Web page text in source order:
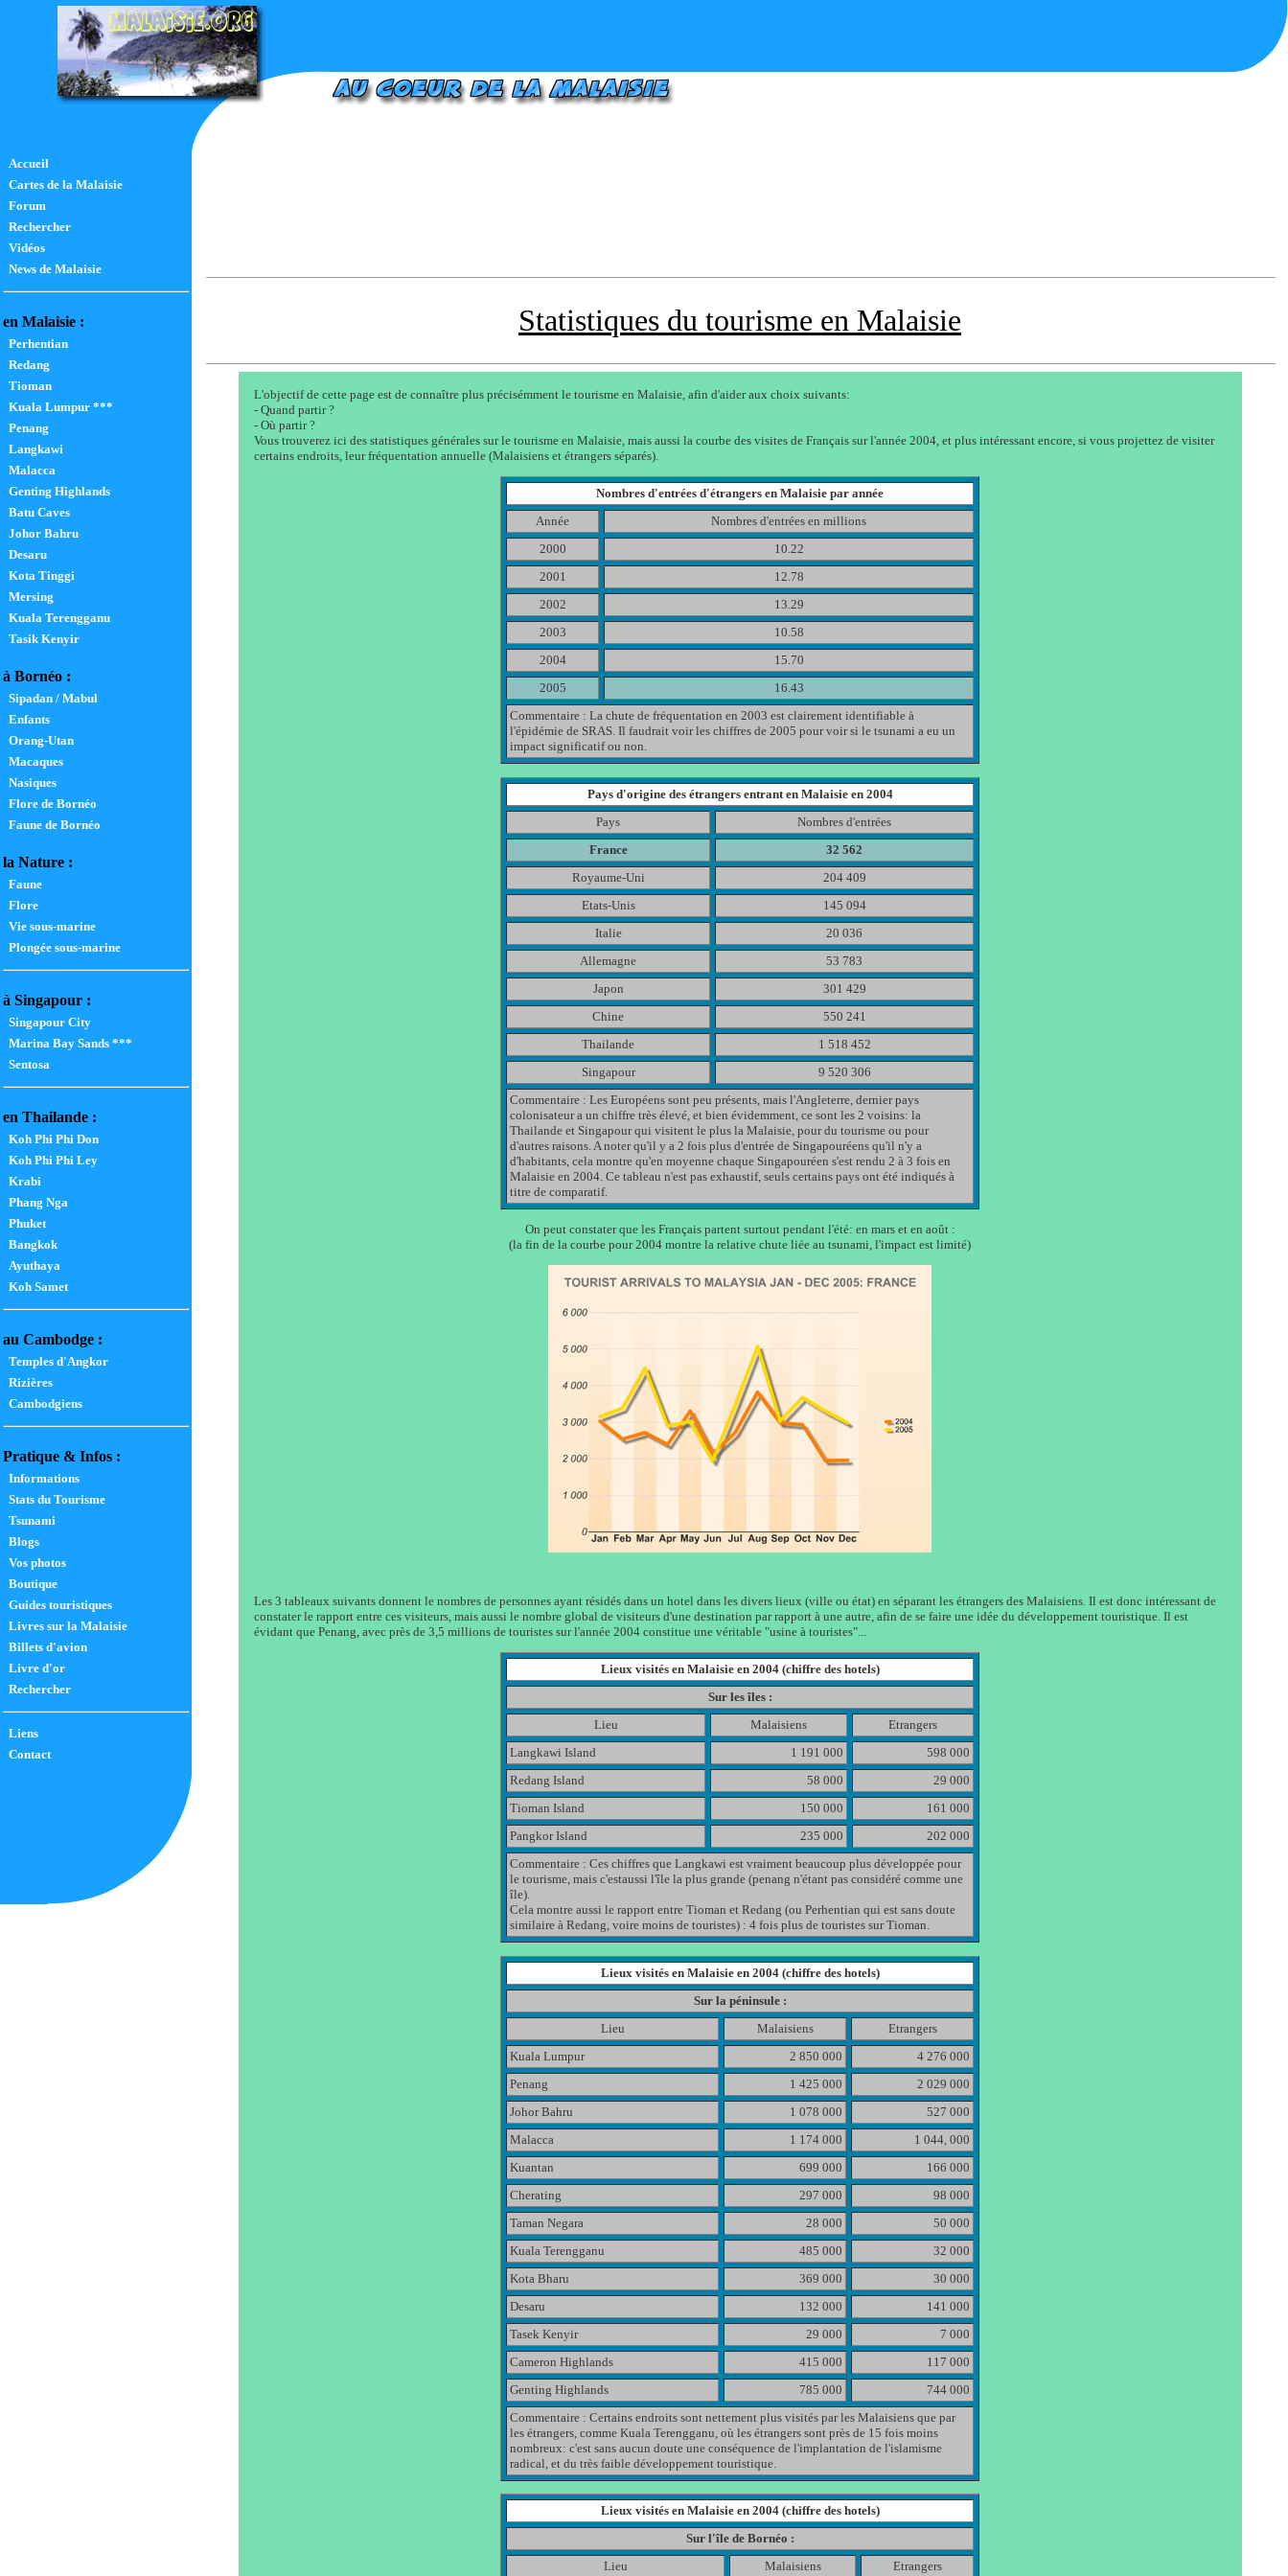
Accueil
Cartes de la Malaisie
Forum
Rechercher
Vidéos
News de Malaisie
en Malaisie :
Perhentian
Redang
Tioman
Kuala Lumpur ***
Penang
Langkawi
Malacca
Genting Highlands
Batu Caves
Johor Bahru
Desaru
Kota Tinggi
Mersing
Kuala Terengganu
Tasik Kenyir
à Bornéo :
Sipadan / Mabul
Enfants
Orang-Utan
Macaques
Nasiques
Flore de Bornéo
Faune de Bornéo
la Nature :
Faune
Flore
Vie sous-marine
Plongée sous-marine
à Singapour :
Singapour City
Marina Bay Sands ***
Sentosa
en Thailande :
Koh Phi Phi Don
Koh Phi Phi Ley
Krabi
Phang Nga
Phuket
Bangkok
Ayuthaya
Koh Samet
au Cambodge :
Temples d'Angkor
Rizières
Cambodgiens
Pratique & Infos :
Informations
Stats du Tourisme
Tsunami
Blogs
Vos photos
Boutique
Guides touristiques
Livres sur la Malaisie
Billets d'avion
Livre d'or
Rechercher
Liens
Contact
Statistiques du tourisme en Malaisie
L'objectif de cette page est de connaître plus précisémment le tourisme en Malaisie, afin d'aider aux choix suivants:
- Quand partir ?
- Où partir ?
Vous trouverez ici des statistiques générales sur le tourisme en Malaisie, mais aussi la courbe des visites de Français sur l'année 2004, et plus intéressant encore, si vous projettez de visiter
certains endroits, leur fréquentation annuelle (Malaisiens et étrangers séparés).
Nombres d'entrées d'étrangers en Malaisie par année
Année
Nombres d'entrées en millions
2000
10.22
2001
12.78
2002
13.29
2003
10.58
2004
15.70
2005
16.43
Commentaire : La chute de fréquentation en 2003 est clairement identifiable à
l'épidémie de SRAS. Il faudrait voir les chiffres de 2005 pour voir si le tsunami a eu un
impact significatif ou non.
Pays d'origine des étrangers entrant en Malaisie en 2004
Pays
Nombres d'entrées
France
32 562
Royaume-Uni
204 409
Etats-Unis
145 094
Italie
20 036
Allemagne
53 783
Japon
301 429
Chine
550 241
Thailande
1 518 452
Singapour
9 520 306
Commentaire : Les Européens sont peu présents, mais l'Angleterre, dernier pays
colonisateur a un chiffre très élevé, et bien évidemment, ce sont les 2 voisins: la
Thailande et Singapour qui visitent le plus la Malaisie, pour du tourisme ou pour
d'autres raisons. A noter qu'il y a 2 fois plus d'entrée de Singapouréens qu'il n'y a
d'habitants, cela montre qu'en moyenne chaque Singapouréen s'est rendu 2 à 3 fois en
Malaisie en 2004. Ce tableau n'est pas exhaustif, seuls certains pays ont été indiqués à
titre de comparatif.
On peut constater que les Français partent surtout pendant l'été: en mars et en août :
(la fin de la courbe pour 2004 montre la relative chute liée au tsunami, l'impact est limité)
Les 3 tableaux suivants donnent le nombres de personnes ayant résidés dans un hotel dans les divers lieux (ville ou état) en séparant les étrangers des Malaisiens. Il est donc intéressant de
constater le rapport entre ces visiteurs, mais aussi le nombre global de visiteurs d'une destination par rapport à une autre, afin de se faire une idée du développement touristique. Il est
évidant que Penang, avec près de 3,5 millions de touristes sur l'année 2004 constitue une véritable "usine à touristes"...
Lieux visités en Malaisie en 2004 (chiffre des hotels)
Sur les îles :
Lieu
Malaisiens
Etrangers
Langkawi Island
1 191 000
598 000
Redang Island
58 000
29 000
Tioman Island
150 000
161 000
Pangkor Island
235 000
202 000
Commentaire : Ces chiffres que Langkawi est vraiment beaucoup plus développée pour
le tourisme, mais c'estaussi l'île la plus grande (penang n'étant pas considéré comme une
île).
Cela montre aussi le rapport entre Tioman et Redang (ou Perhentian qui est sans doute
similaire à Redang, voire moins de touristes) : 4 fois plus de touristes sur Tioman.
Lieux visités en Malaisie en 2004 (chiffre des hotels)
Sur la péninsule :
Lieu
Malaisiens
Etrangers
Kuala Lumpur
2 850 000
4 276 000
Penang
1 425 000
2 029 000
Johor Bahru
1 078 000
527 000
Malacca
1 174 000
1 044, 000
Kuantan
699 000
166 000
Cherating
297 000
98 000
Taman Negara
28 000
50 000
Kuala Terengganu
485 000
32 000
Kota Bharu
369 000
30 000
Desaru
132 000
141 000
Tasek Kenyir
29 000
7 000
Cameron Highlands
415 000
117 000
Genting Highlands
785 000
744 000
Commentaire : Certains endroits sont nettement plus visités par les Malaisiens que par
les étrangers, comme Kuala Terengganu, où les étrangers sont près de 15 fois moins
nombreux: c'est sans aucun doute une conséquence de l'implantation de l'islamisme
radical, et du très faible développement touristique.
Lieux visités en Malaisie en 2004 (chiffre des hotels)
Sur l'île de Bornéo :
Lieu
Malaisiens Etrangers